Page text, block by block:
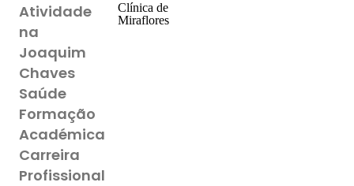
Atividade
na
Joaquim
Chaves
Saúde
Formação
Académica
Carreira
Profissional
Clínica de
Miraflores